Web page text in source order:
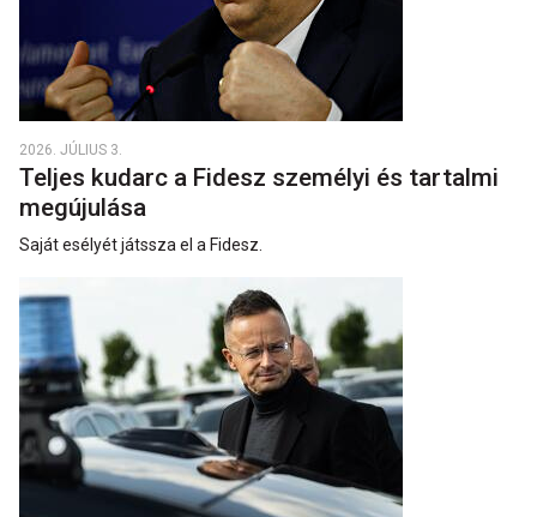
2026. JÚLIUS 3.
Teljes kudarc a Fidesz személyi és tartalmi
megújulása
Saját esélyét játssza el a Fidesz.